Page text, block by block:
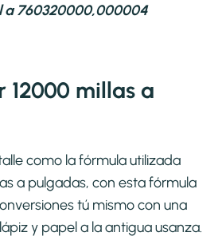
a 760320000,000004
12000 millas a
como la fórmula utilizada
a pulgadas, con esta fórmula
tú mismo con una
y papel a la antigua usanza.